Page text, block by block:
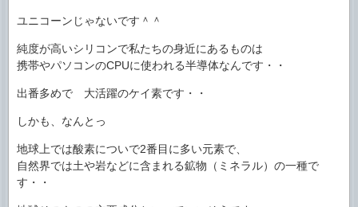
ユニコーンじゃないです＾＾
純度が高いシリコンで私たちの身近にあるものは
携帯やパソコンのCPUに使われる半導体なんです・・
出番多めで 大活躍のケイ素です・・
しかも、なんとっ
地球上では酸素についで2番目に多い元素で、
自然界では土や岩などに含まれる鉱物（ミネラル）の一種で
す・・